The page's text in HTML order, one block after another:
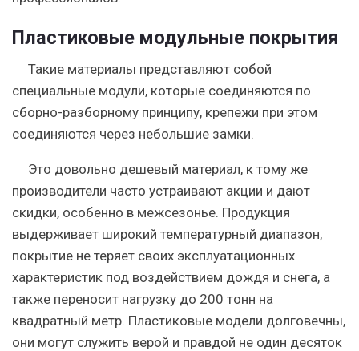
Пластиковые модульные покрытия
Такие материалы представляют собой
специальные модули, которые соединяются по
сборно-разборному принципу, крепежи при этом
соединяются через небольшие замки.
Это довольно дешевый материал, к тому же
производители часто устраивают акции и дают
скидки, особенно в межсезонье. Продукция
выдерживает широкий температурный диапазон,
покрытие не теряет своих эксплуатационных
характеристик под воздействием дождя и снега, а
также переносит нагрузку до 200 тонн на
квадратный метр. Пластиковые модели долговечны,
они могут служить верой и правдой не один десяток